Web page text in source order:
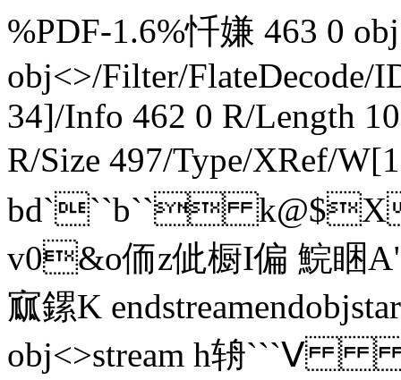
%PDF-1.6%忏嫌 463 0
obj<>/Filter/FlateDecode/
34]/Info 462 0 R/Length
R/Size 497/Type/XRef/
bd```b`` k@$X
v0&o侕z佌橱I偏 鯇
寙 鏍K
obj<>stream h辀```Ⅴ ,-